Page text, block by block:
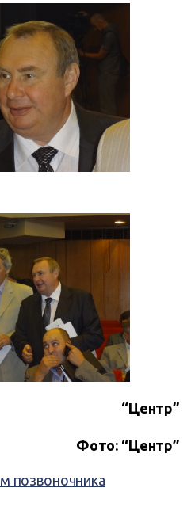
“Центр”
Фото: “Центр”
позвоночника